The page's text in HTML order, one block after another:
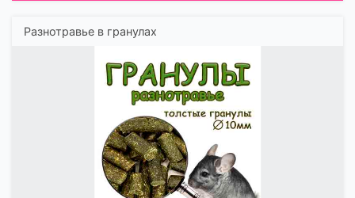
Разнотравье в гранулах